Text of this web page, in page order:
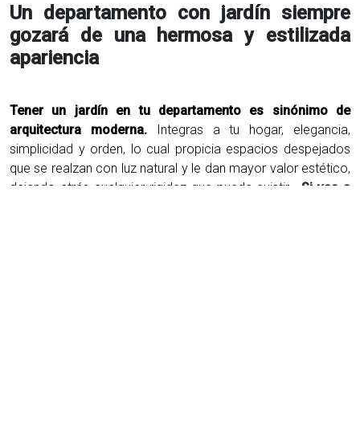
Un departamento con jardín siempre
gozará de una hermosa y estilizada
apariencia
Tener un jardín en tu departamento es sinónimo de
arquitectura moderna.Integras a tu hogar, elegancia,
simplicidad y orden, lo cual propicia espacios despejados
que se realzan con luz natural y le dan mayor valor estético,
dejando atrás cualquier rigidez que pueda existir.
Si vas a